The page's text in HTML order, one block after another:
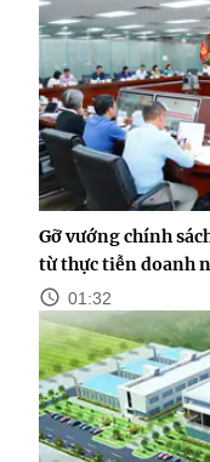
Gỡ vướng chính
từ thực tiễn doanh
01:32